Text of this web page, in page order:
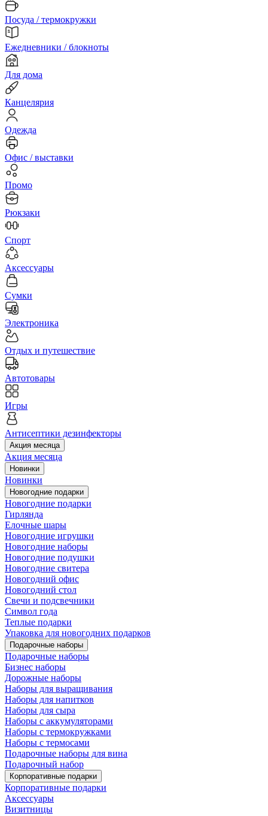
Посуда / термокружки
Ежедневники / блокноты
Для дома
Канцелярия
Одежда
Офис / выставки
Промо
Рюкзаки
Спорт
Аксессуары
Сумки
Электроника
Отдых и путешествие
Автотовары
Игры
Антисептики дезинфекторы
Акция месяца
Акция месяца
Новинки
Новинки
Новогодние подарки
Новогодние подарки
Гирлянда
Елочные шары
Новогодние игрушки
Новогодние наборы
Новогодние подушки
Новогодние свитера
Новогодний офис
Новогодний стол
Свечи и подсвечники
Символ года
Теплые подарки
Упаковка для новогодних подарков
Подарочные наборы
Подарочные наборы
Бизнес наборы
Дорожные наборы
Наборы для выращивания
Наборы для напитков
Наборы для сыра
Наборы с аккумуляторами
Наборы с термокружками
Наборы с термосами
Подарочные наборы для вина
Подарочный набор
Корпоративные подарки
Корпоративные подарки
Аксессуары
Визитницы